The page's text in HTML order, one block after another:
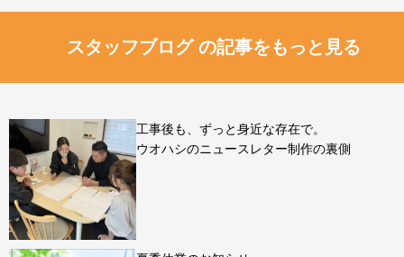
スタッフブログ の記事をもっと見る
工事後も、ずっと身近な存在で。
ウオハシのニュースレター制作の裏側